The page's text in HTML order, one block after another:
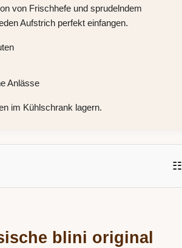
von Frischhefe und sprudelndem
Aufstrich perfekt einfangen.
Anlässe
im Kühlschrank lagern.
☷
blini original